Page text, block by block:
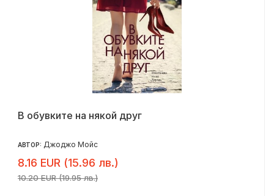
В обувките на някой друг
АВТОР: Джоджо Мойс
8.16 EUR (15.96 лв.)
10.20 EUR (19.95 лв.)